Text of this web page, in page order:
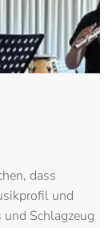
dass
und
Schlagzeug